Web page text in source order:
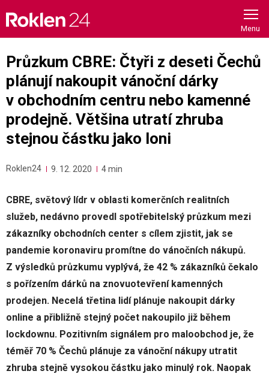
content
Průzkum CBRE: Čtyři z deseti Čechů
plánují nakoupit vánoční dárky
v obchodním centru nebo kamenné
prodejně. Většina utratí zhruba
stejnou částku jako loni
Roklen24 9. 12. 2020 4 min
CBRE, světový lídr v oblasti komerčních realitních
služeb, nedávno provedl spotřebitelský průzkum mezi
zákazníky obchodních center s cílem zjistit, jak se
pandemie koronaviru promítne do vánočních nákupů.
Z výsledků průzkumu vyplývá, že 42 % zákazníků čekalo
s pořízením dárků na znovuotevření kamenných
prodejen. Necelá třetina lidí plánuje nakoupit dárky
online a přibližně stejný počet nakoupilo již během
lockdownu. Pozitivním signálem pro maloobchod je, že
téměř 70 % Čechů plánuje za vánoční nákupy utratit
zhruba stejně vysokou částku jako minulý rok. Naopak